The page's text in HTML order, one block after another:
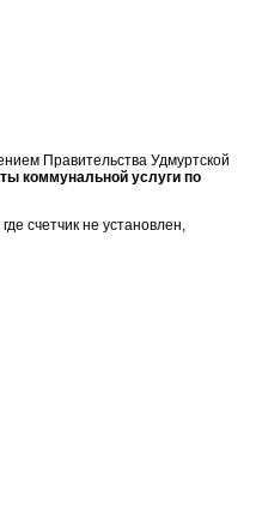
Правительства Удмуртской
коммунальной услуги по
счетчик не установлен,